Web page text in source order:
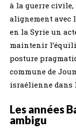
à la guerre
alignement avec
en la Syrie un
maintenir
posture
commune de
israélienne dans
Les années
ambigu